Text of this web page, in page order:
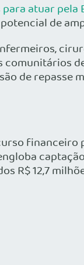
atuar pela
de
de
R$ 12,7